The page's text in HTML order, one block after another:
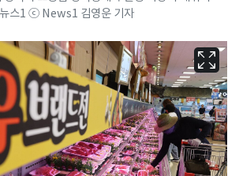
스1 ⓒ News1 김영운 기자